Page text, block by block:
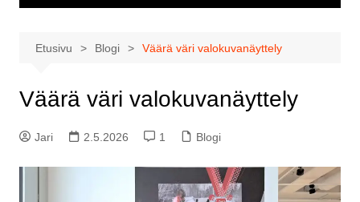
Etusivu Blogi Väärä väri valokuvanäyttely
Väärä väri valokuvanäyttely
Jari 2.5.2026 1 Blogi